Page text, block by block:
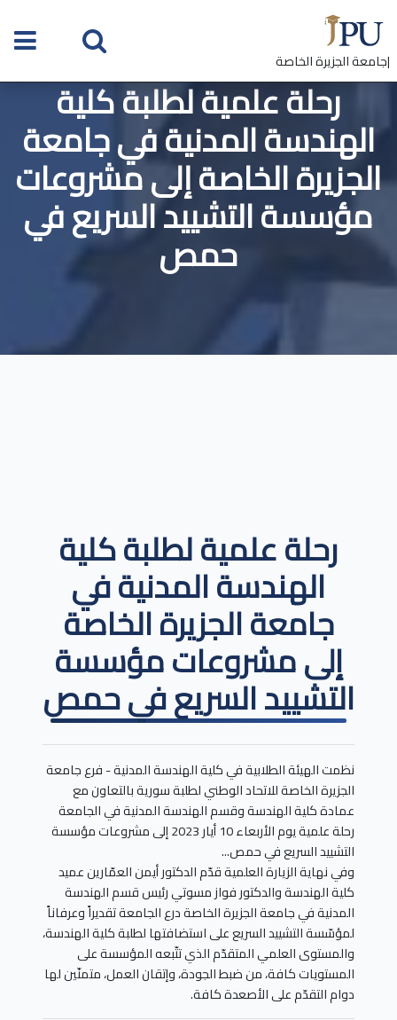
|جامعة الجزيرة الخاصة
رحلة علمية لطلبة كلية
الهندسة المدنية في جامعة
الجزيرة الخاصة إلى مشروعات
مؤسسة التشييد السريع في
حمص
رحلة علمية لطلبة كلية
الهندسة المدنية في
جامعة الجزيرة الخاصة
إلى مشروعات مؤسسة
التشييد السريع في حمص
نظمت الهيئة الطلابية في كلية الهندسة المدنية - فرع جامعة
الجزيرة الخاصة للاتحاد الوطني لطلبة سورية بالتعاون مع
عمادة كلية الهندسة وقسم الهندسة المدنية في الجامعة
رحلة علمية يوم الأربعاء 10 أيار 2023 إلى مشروعات مؤسسة
التشييد السريع في حمص...
وفي نهاية الزيارة العلمية قدّم الدكتور أيمن العمّارين عميد
كلية الهندسة والدكتور فواز مسوتي رئيس قسم الهندسة
المدنية في جامعة الجزيرة الخاصة درع الجامعة تقديراً وعرفاناً
لمؤسّسة التشييد السريع على استضافتها لطلبة كلية الهندسة،
والمستوى العلمي المتقدّم الذي تتّبعه المؤسسة على
المستويات كافة، من ضبط الجودة، وإتقان العمل، متمنّين لها
دوام التقدّم على الأصعدة كافة.